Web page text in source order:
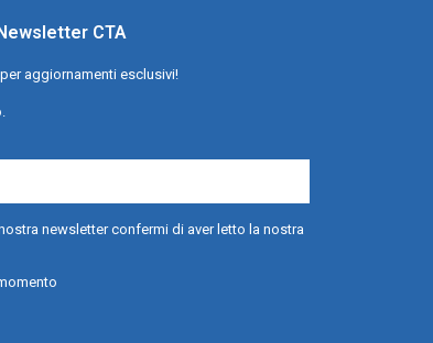
Newsletter CTA
aggiornamenti esclusivi!
newsletter confermi di aver letto la nostra